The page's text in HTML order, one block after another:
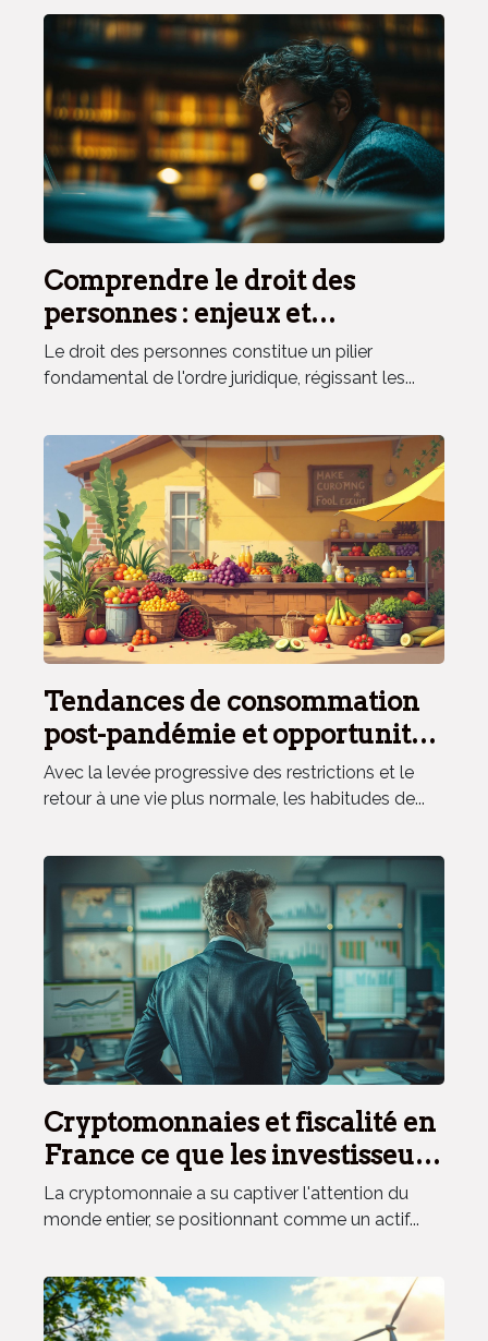
Comprendre le droit des
personnes : enjeux et
applications pratiques
Le droit des personnes constitue un pilier
fondamental de l'ordre juridique, régissant les...
Tendances de consommation
post-pandémie et opportunités
pour les commerces locaux
Avec la levée progressive des restrictions et le
retour à une vie plus normale, les habitudes de...
Cryptomonnaies et fiscalité en
France ce que les investisseurs
doivent savoir
La cryptomonnaie a su captiver l'attention du
monde entier, se positionnant comme un actif...